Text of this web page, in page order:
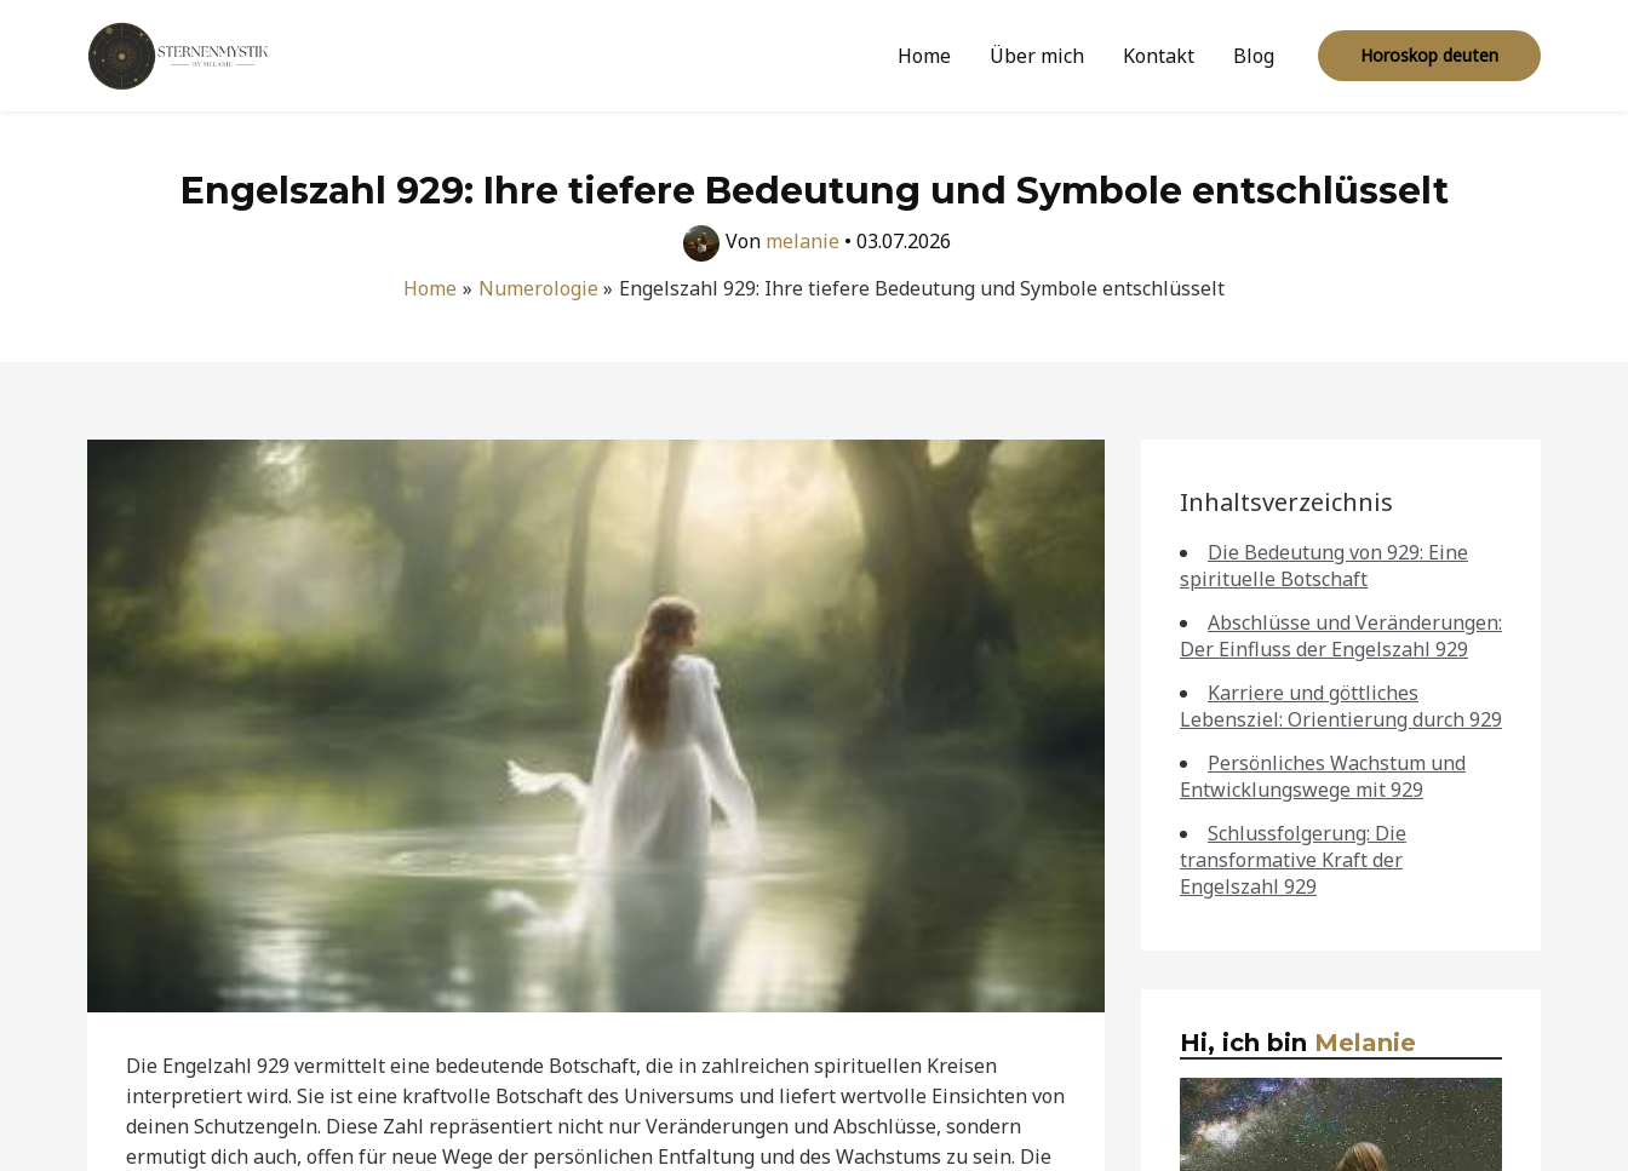
Home Über mich Kontakt Blog Horoskop deuten
Engelszahl 929: Ihre tiefere Bedeutung und Symbole entschlüsselt
Von melanie • 03.07.2026
Home
Numerologie Engelszahl 929: Ihre tiefere Bedeutung und Symbole entschlüsselt
Die Engelzahl 929 vermittelt eine bedeutende Botschaft, die in zahlreichen spirituellen Kreisen
interpretiert wird. Sie ist eine kraftvolle Botschaft des Universums und liefert wertvolle Einsichten von
deinen Schutzengeln. Diese Zahl repräsentiert nicht nur Veränderungen und Abschlüsse, sondern
ermutigt dich auch, offen für neue Wege der persönlichen Entfaltung und des Wachstums zu sein. Die
Inhaltsverzeichnis
Die Bedeutung von 929: Eine
spirituelle Botschaft
Abschlüsse und Veränderungen:
Der Einfluss der Engelszahl 929
Karriere und göttliches
Lebensziel: Orientierung durch 929
Persönliches Wachstum und
Entwicklungswege mit 929
Schlussfolgerung: Die
transformative Kraft der
Engelszahl 929
Hi, ich bin Melanie